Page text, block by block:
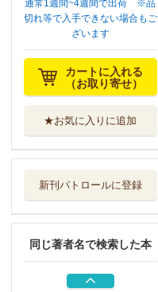
通常1週間~4週間で出荷 ※品
切れ等で入手できない場合もご
ざいます
カートに入れる
（お取り寄せ）
★お気に入りに追加
新刊パトロールに登録
同じ著者名で検索した本
会社を守る防災マ
ニュアルのつく...
太陽系の果てを探
東京大学出版会
清瀬異聞 土地と
ごみ袋とムラ社会
社会評論社